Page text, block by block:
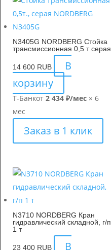
N3405G NORDBERG Стойка
трансмиссионная 0,5 т серая
14 600 RUB
В
корзину
Т-Банкот 2 434 ₽/мес × 6
мес
Заказ в 1 клик
N3710 NORDBERG Кран
гидравлический складной, г/п
1 т
23 400 RUB
В